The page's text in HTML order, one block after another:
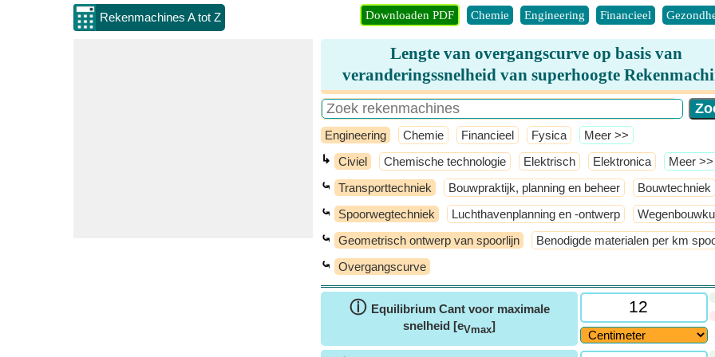
Rekenmachines A tot Z Downloaden PDF Chemie Engineering Financieel
Lengte van overgangscurve op basis van
veranderingssnelheid van superhoogte
Engineering Chemie Financieel Fysica ​Meer >>
↳ Civiel Chemische technologie Elektrisch Elektronica ​Meer >>
⤿ Transporttechniek Bouwpraktijk, planning en beheer Bouwtechniek
⤿ Spoorwegtechniek Luchthavenplanning en -ontwerp
⤿ Geometrisch ontwerp van spoorlijn Benodigde materialen per km
⤿ Overgangscurve
ⓘ Equilibrium Cant voor maximale
snelheid [eVmax]